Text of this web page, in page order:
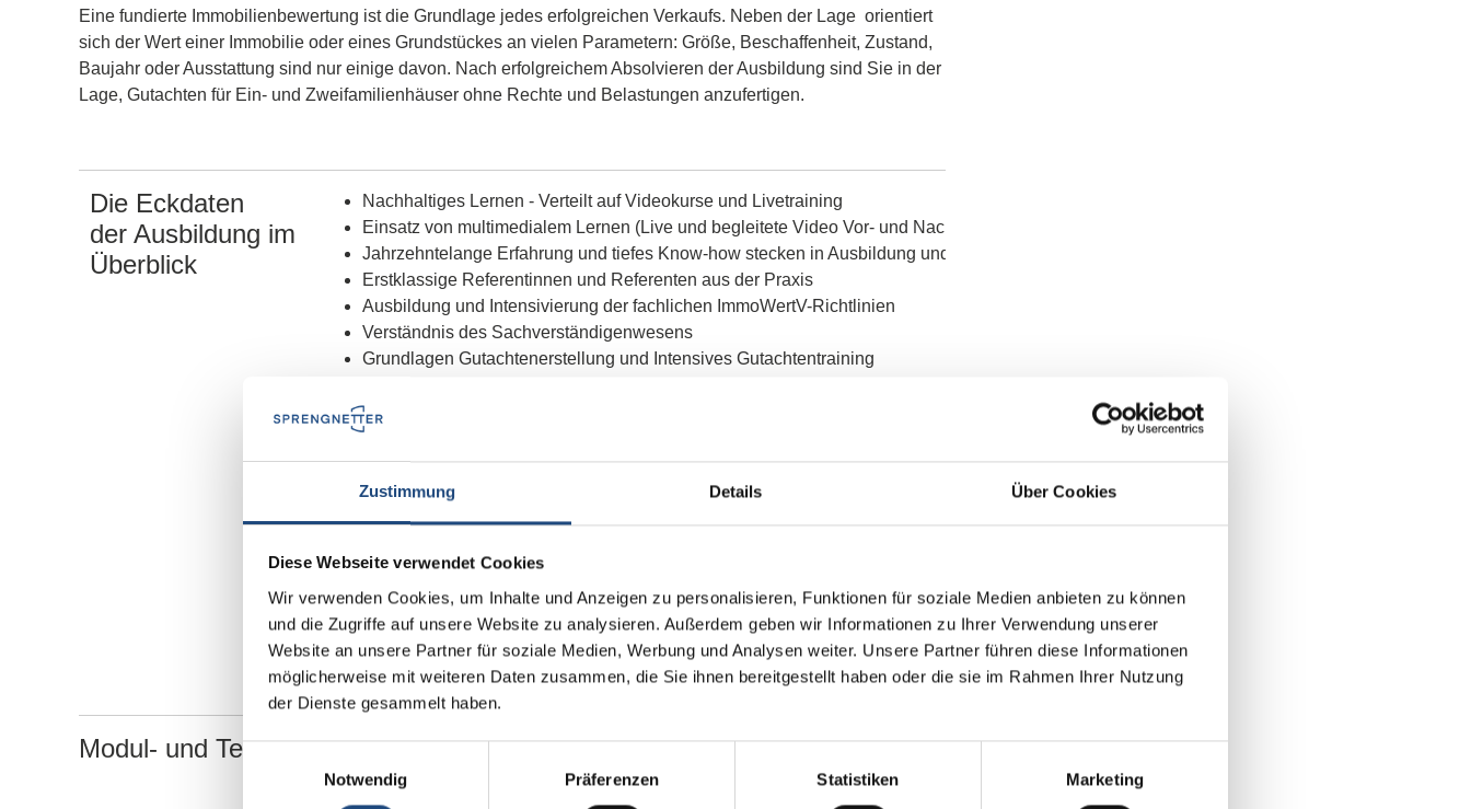
Zustimmung Details Über Cookies
Diese Webseite verwendet Cookies
Wir verwenden Cookies, um Inhalte und Anzeigen zu personalisieren, Funktionen für soziale Medien anbieten zu können
und die Zugriffe auf unsere Website zu analysieren. Außerdem geben wir Informationen zu Ihrer Verwendung unserer
Website an unsere Partner für soziale Medien, Werbung und Analysen weiter. Unsere Partner führen diese Informationen
möglicherweise mit weiteren Daten zusammen, die Sie ihnen bereitgestellt haben oder die sie im Rahmen Ihrer Nutzung
der Dienste gesammelt haben.
Einwilligungsauswahl
Notwendig
Präferenzen Statistiken Marketing
Eine fundierte Immobilienbewertung ist die Grundlage jedes erfolgreichen Verkaufs. Neben der Lage orientiert
sich der Wert einer Immobilie oder eines Grundstückes an vielen Parametern: Größe, Beschaffenheit, Zustand,
Baujahr oder Ausstattung sind nur einige davon. Nach erfolgreichem Absolvieren der Ausbildung sind Sie in der
Lage, Gutachten für Ein- und Zweifamilienhäuser ohne Rechte und Belastungen anzufertigen.
Die Eckdaten
der Ausbildung im
Überblick
Nachhaltiges Lernen - Verteilt auf Videokurse und Livetraining
Einsatz von multimedialem Lernen (Live und begleitete Video Vor- und Nachkurse)
Jahrzehntelange Erfahrung und tiefes Know-how stecken in Ausbildung und Kursen
Erstklassige Referentinnen und Referenten aus der Praxis
Ausbildung und Intensivierung der fachlichen ImmoWertV-Richtlinien
Verständnis des Sachverständigenwesens
Grundlagen Gutachtenerstellung und Intensives Gutachtentraining
Sachverständigenausbildung ist kombiniert mit Fachliteratur und Software (Zugriff auf
Sprengnetter Books inklusive 1x1 der Immobilienbewertung sowie Value-
Einführungstutorial)
89 anerkennungsfähige Weiterbildungsstunden
Modul- und Terminübersicht